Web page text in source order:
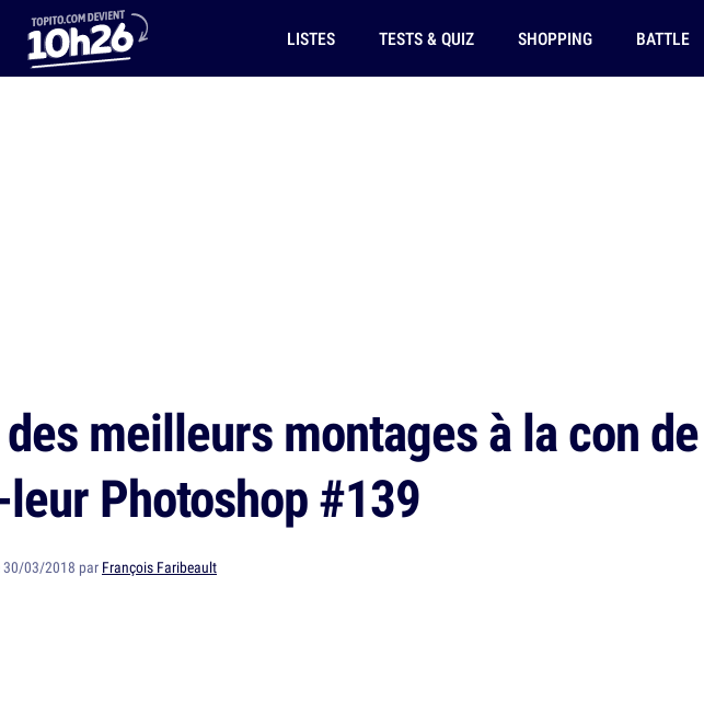
LISTES TESTS & QUIZ SHOPPING BATTLE
des meilleurs montages à la con
Photoshop #139
30/03/2018 par François Faribeault